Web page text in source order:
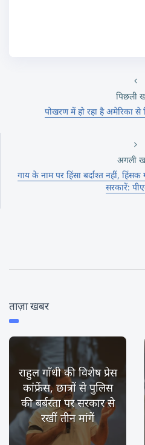
पिछली
पोखरण में हो रहा है अमेरिका से
अगली
गाय के नाम पर हिंसा बर्दाश्त नहीं, हिंसक
सरकारें:
ताज़ा खबर
राहुल गाँधी की विशेष प्रेस
कांफ्रेंस, छात्रों से पुलिस
की बर्बरता पर सरकार से
रखीं तीन मांगें